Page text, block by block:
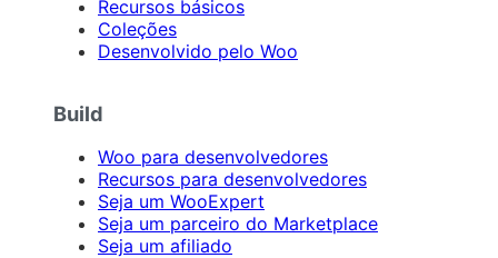
Recursos básicos
Coleções
Desenvolvido pelo Woo
Build
Woo para desenvolvedores
Recursos para desenvolvedores
Seja um WooExpert
Seja um parceiro do Marketplace
Seja um afiliado